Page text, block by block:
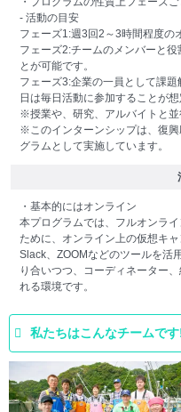
- 活動の目安
フェーズ1:週3回2～3時間程度の
フェーズ2:チームのメンバーと
とが可能です。
フェーズ3:企業の一員として課
日は毎日活動に参加することが想
※授業や、研究、アルバイトと並
※このインターンシップは、復
グラムとして実施しています。
・基本的にはオンライン
本プログラムでは、フルオンラ
ために、オンライン上の仮想キャ
Slack、ZOOMなどのツールを活
り合いつつ、コーディネーター
れる環境です。
私たちはこんなチームで